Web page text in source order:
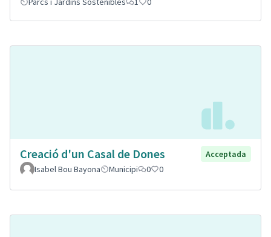
Creació d'un Casal de Dones
Acceptada
Isabel Bou Bayona
Municipi 0 0